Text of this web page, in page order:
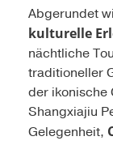
Abgerundet
kulturelle
nächtliche
traditioneller
der ikonische
Shangxiajiu
Gelegenheit,